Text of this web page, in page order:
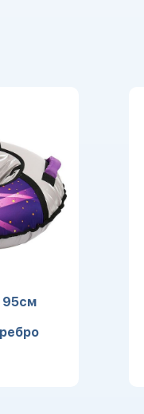
95см